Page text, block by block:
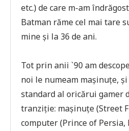
etc.) de care m-am
Batman răme cel mai tare
mine și la 36 de ani.
Tot prin anii `90 am
noi le numeam mașinuțe,
standard al oricărui gamer
tranziție: mașinuțe (Street
computer (Prince of